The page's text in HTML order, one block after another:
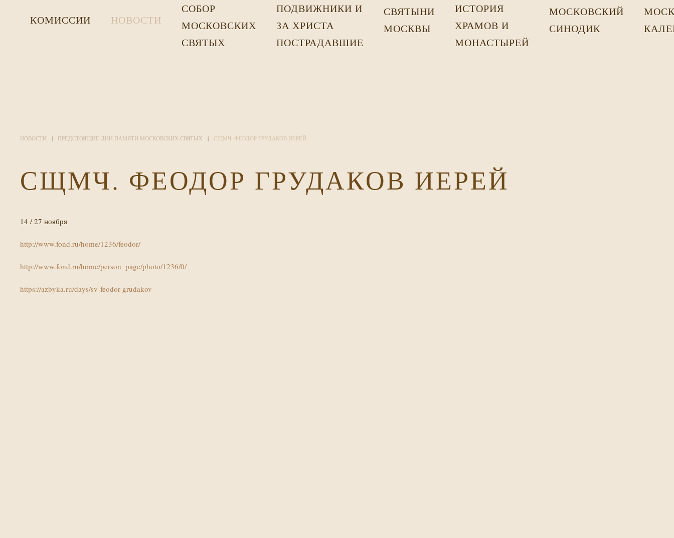
КОМИССИИ НОВОСТИ
СОБОР
МОСКОВСКИХ
СВЯТЫХ
ПОДВИЖНИКИ И
ЗА ХРИСТА
ПОСТРАДАВШИЕ
СВЯТЫНИ
МОСКВЫ
ИСТОРИЯ
ХРАМОВ И
МОНАСТЫРЕЙ
МОСКОВСКИЙ
СИНОДИК
НОВОСТИ ПРЕДСТОЯЩИЕ ДНИ ПАМЯТИ МОСКОВСКИХ СВЯТЫХ СЩМЧ. ФЕОДОР ГРУДАКОВ ИЕРЕЙ
СЩМЧ. ФЕОДОР ГРУДАКОВ ИЕРЕЙ
14 / 27 ноября
http://www.fond.ru/home/1236/feodor/
http://www.fond.ru/home/person_page/photo/1236/0/
https://azbyka.ru/days/sv-feodor-grudakov